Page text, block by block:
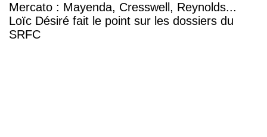
Mercato : Mayenda, Cresswell, Reynolds...
Loïc Désiré fait le point sur les dossiers du
SRFC